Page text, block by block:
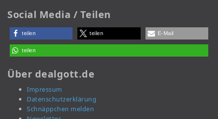
Social Media / Teilen
teilen teilen E-Mail
teilen
Über dealgott.de
Impressum
Datenschutzerklärung
Schnäppchen melden